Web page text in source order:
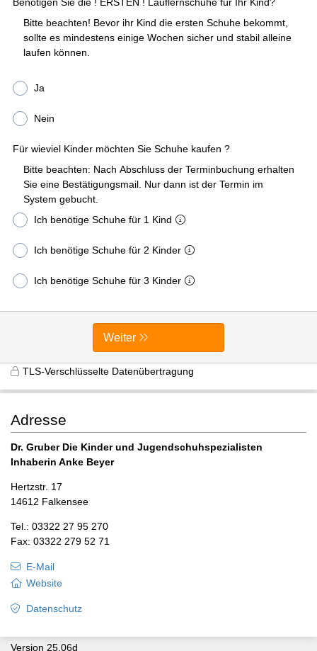
Bitte beachten! Bevor ihr Kind die ersten Schuhe bekommt,
sollte es mindestens einige Wochen sicher und stabil alleine
laufen können.
Ja
Nein
Für wieviel Kinder möchten Sie Schuhe kaufen ?
Bitte beachten: Nach Abschluss der Terminbuchung erhalten
Sie eine Bestätigungsmail. Nur dann ist der Termin im
System gebucht.
Ich benötige Schuhe für 1 Kind
Ich benötige Schuhe für 2 Kinder
Ich benötige Schuhe für 3 Kinder
Weiter
TLS-Verschlüsselte Datenübertragung
Adresse
Dr. Gruber Die Kinder und Jugendschuhspezialisten
Inhaberin Anke Beyer
Hertzstr. 17
14612 Falkensee
Tel.: 03322 27 95 270
Fax: 03322 279 52 71
E-Mail
Website
Datenschutz
Version 25.06d